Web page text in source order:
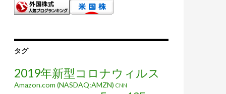
てる能力を失っている
タグ
2019年新型コロナウィルス
Amazon.com (NASDAQ:AMZN) CNN